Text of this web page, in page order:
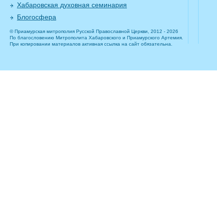
Хабаровская духовная семинария
Блогосфера
© Приамурская митрополия Русской Православной Церкви, 2012 - 2026
По благословению Митрополита Хабаровского и Приамурского Артемия.
При копировании материалов активная ссылка на сайт обязательна.